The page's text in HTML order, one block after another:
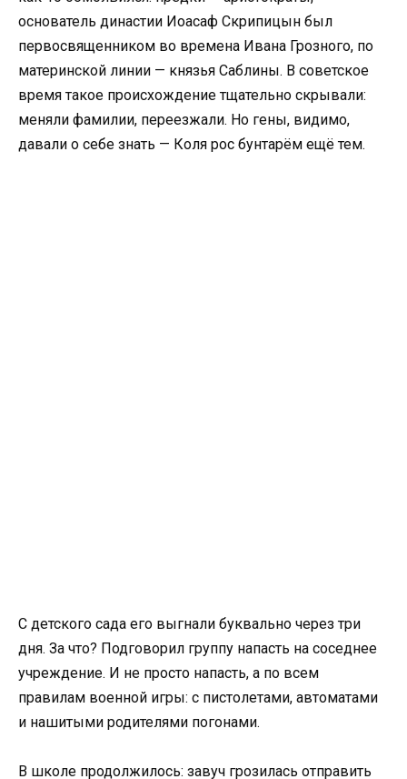
основатель династии Иоасаф Скрипицын был
первосвященником во времена Ивана Грозного, по
материнской линии — князья Саблины. В советское
время такое происхождение тщательно скрывали:
меняли фамилии, переезжали. Но гены, видимо,
давали о себе знать — Коля рос бунтарём ещё тем.
С детского сада его выгнали буквально через три
дня. За что? Подговорил группу напасть на соседнее
учреждение. И не просто напасть, а по всем
правилам военной игры: с пистолетами, автоматами
и нашитыми родителями погонами.
В школе продолжилось: завуч грозилась отправить